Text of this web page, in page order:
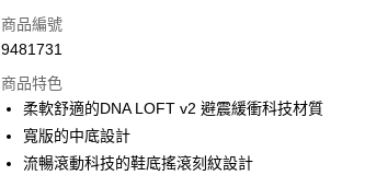
信用卡一次付款
運送方式
宅配
商品編號
9481731
商品特色
柔軟舒適的DNA LOFT v2 避震緩衝科技材質
寬版的中底設計
流暢滾動科技的鞋底搖滾刻紋設計